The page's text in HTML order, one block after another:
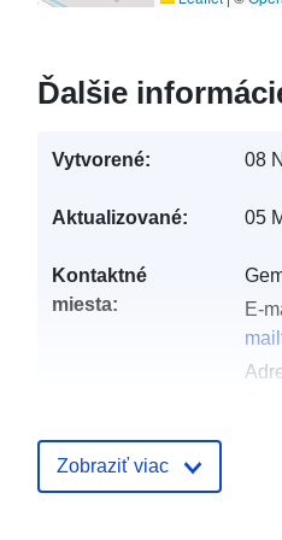
Ďalšie
Vytvorené: 08
Aktualizované: 05
Kontaktné
miesta:
E-
Zobraziť viac